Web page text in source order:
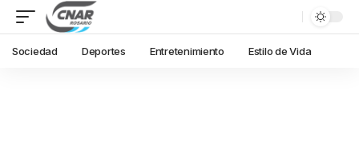
Sociedad Deportes Entretenimiento Estilo de Vida